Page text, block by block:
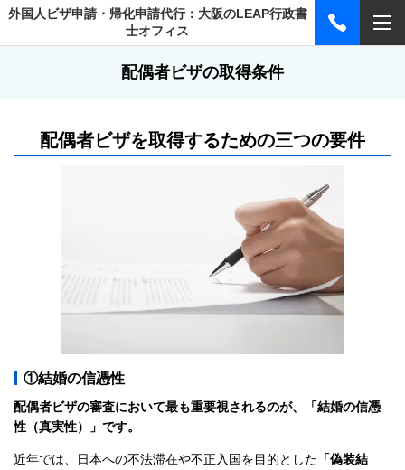
外国人ビザ申請・帰化申請代行：大阪のLEAP行政書
士オフィス
配偶者ビザの取得条件
配偶者ビザを取得するための三つの要件
①結婚の信憑性
配偶者ビザの審査において最も重要視されるのが、「結婚の信憑
性（真実性）」です。
近年では、日本への不法滞在や不正入国を目的とした 「偽装結